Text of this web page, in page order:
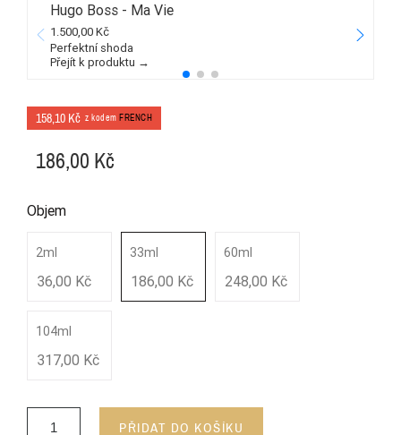
Hugo Boss - Ma Vie
1.500,00 Kč
Perfektní shoda
Přejít k produktu →
158,10 Kč z kodem FRENCH
186,00 Kč
Objem
2ml
36,00 Kč
33ml
186,00 Kč
60ml
248,00 Kč
104ml
317,00 Kč
PŘIDAT DO KOŠÍKU